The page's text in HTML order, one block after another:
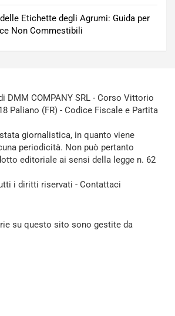
Etichette degli Agrumi: Guida per
Non Commestibili
DMM COMPANY SRL - Corso Vittorio
Paliano (FR) - Codice Fiscale e Partita
giornalistica, in quanto viene
periodicità. Non può pertanto
editoriale ai sensi della legge n. 62
i diritti riservati - Contattaci
su questo sito sono gestite da